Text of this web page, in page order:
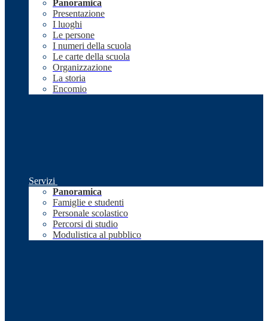
Panoramica
Presentazione
I luoghi
Le persone
I numeri della scuola
Le carte della scuola
Organizzazione
La storia
Encomio
Servizi
Panoramica
Famiglie e studenti
Personale scolastico
Percorsi di studio
Modulistica al pubblico